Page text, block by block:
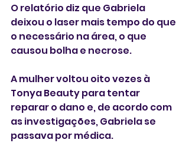
O relatório diz que Gabriela
deixou o laser mais tempo do que
o necessário na área, o que
causou bolha e necrose.
A mulher voltou oito vezes à
Tonya Beauty para tentar
reparar o dano e, de acordo com
as investigações, Gabriela se
passava por médica.